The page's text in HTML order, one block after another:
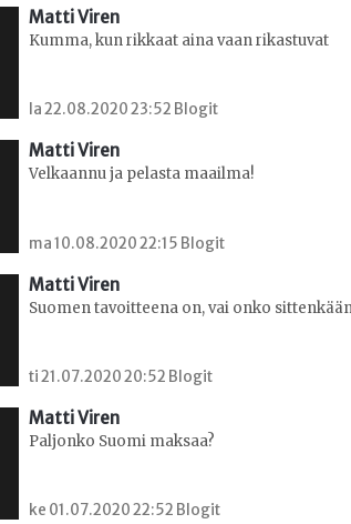
Matti Viren
Kumma, kun rikkaat aina vaan rikastuvat
la 22.08.2020 23:52 Blogit
Matti Viren
Velkaannu ja pelasta maailma!
ma 10.08.2020 22:15 Blogit
Matti Viren
Suomen tavoitteena on, vai onko
ti 21.07.2020 20:52 Blogit
Matti Viren
Paljonko Suomi maksaa?
ke 01.07.2020 22:52 Blogit